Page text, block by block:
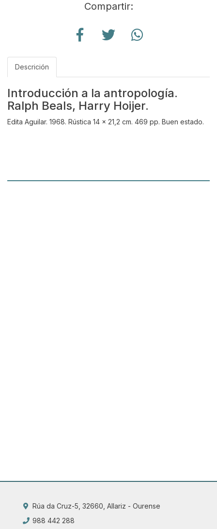
Compartir:
Descrición
Introducción a la antropología.
Ralph Beals, Harry Hoijer.
Edita Aguilar. 1968. Rústica 14 x 21,2 cm. 469 pp. Buen estado.
Rúa da Cruz-5, 32660, Allariz - Ourense
988 442 288